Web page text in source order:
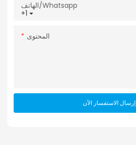
+1
الهاتف/whatsapp
المحتوى
إرسال الاستفسار الآن